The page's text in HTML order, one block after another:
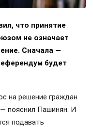
что принятие
не означает
Сначала —
будет
на решение граждан
пояснил Пашинян. И
подавать